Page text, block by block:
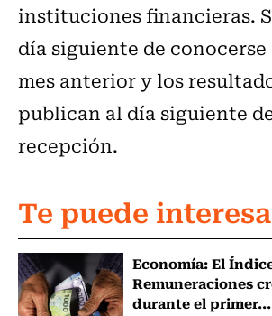
instituciones financieras.
día siguiente de conocerse
mes anterior y los
publican al día siguiente
recepción.
Te puede
Economía: El
Remuneraciones
durante el primer...